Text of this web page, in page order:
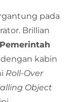
pada
Brillian
kabin
Roll-Over
Object